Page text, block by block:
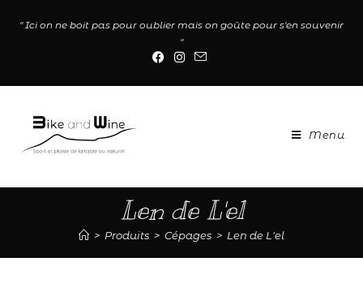
" Ici on ne boit pas pour oublier mais on goûte pour s'en souvenir
"
Menu
Len de L'el
> Produits > Cépages > Len de L'el